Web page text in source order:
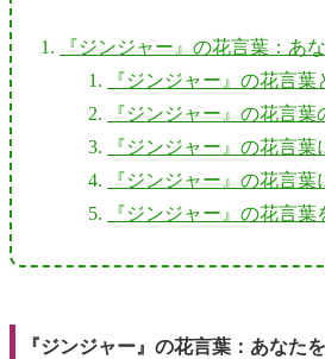
『ジンジャー』の花言葉：あ
『ジンジャー』の花言葉
『ジンジャー』の花言葉
『ジンジャー』の花言
『ジンジャー』の花言
『ジンジャー』の花言
『ジンジャー』の花言葉：あなた